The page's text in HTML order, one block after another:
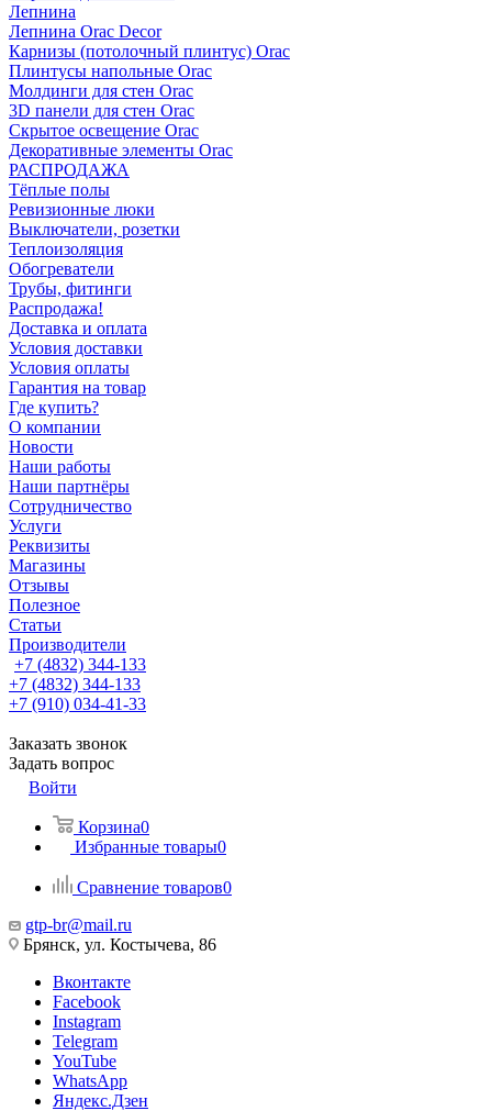
Лепнина
Лепнина Orac Decor
Карнизы (потолочный плинтус) Orac
Плинтусы напольные Orac
Молдинги для стен Orac
3D панели для стен Orac
Скрытое освещение Orac
Декоративные элементы Orac
РАСПРОДАЖА
Тёплые полы
Ревизионные люки
Выключатели, розетки
Теплоизоляция
Обогреватели
Трубы, фитинги
Распродажа!
Доставка и оплата
Условия доставки
Условия оплаты
Гарантия на товар
Где купить?
О компании
Новости
Наши работы
Наши партнёры
Сотрудничество
Услуги
Реквизиты
Магазины
Отзывы
Полезное
Статьи
Производители
+7 (4832) 344-133
+7 (4832) 344-133
+7 (910) 034-41-33
Заказать звонок
Задать вопрос
Войти
Корзина0
Избранные товары0
Сравнение товаров0
gtp-br@mail.ru
Брянск, ул. Костычева, 86
Вконтакте
Facebook
Instagram
Telegram
YouTube
WhatsApp
Яндекс.Дзен